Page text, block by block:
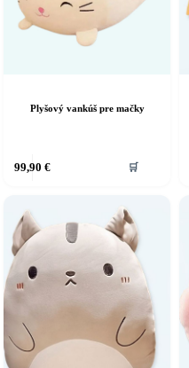
Plyšový vankúš pre mačky
99,90 € 🛒